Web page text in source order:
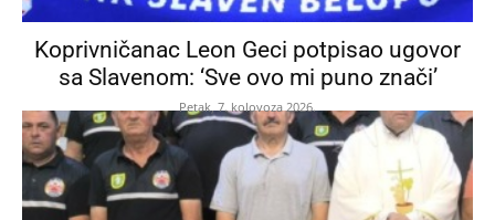
Koprivničanac Leon Geci potpisao ugovor
sa Slavenom: ‘Sve ovo mi puno znači’
Petak, 7. kolovoza 2026.